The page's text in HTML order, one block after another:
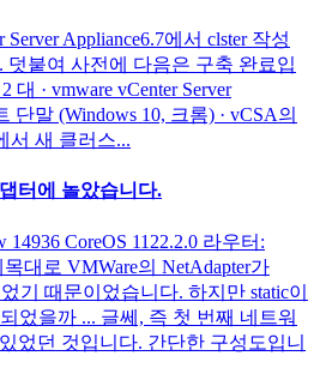
Appliance6.7에서 clster 작성
덧붙여 사전에 다음은 구축 완료입
대 · vmware vCenter Server
단말 (Windows 10, 크롬) · vCSA의
서 새 클러스...
터에 놀았습니다.
14936 CoreOS 1122.2.0 라우터:
대로 VMWare의 NetAdapter가
기 때문이었습니다. 하지만 static이
었을까 ... 글쎄, 즉 첫 번째 네트워
었던 것입니다. 간단한 구성도입니